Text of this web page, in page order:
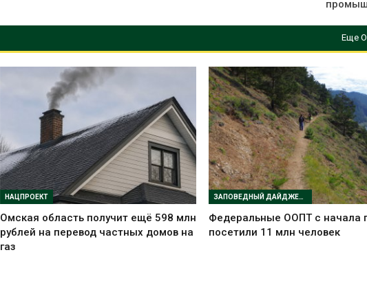
Еще
НАЦПРОЕКТ
Омская область получит ещё 598 млн
рублей на перевод частных домов на
газ
ЗАПОВЕДНЫЙ ДАЙДЖЕСТ
Федеральные ООПТ с начала
посетили 11 млн человек